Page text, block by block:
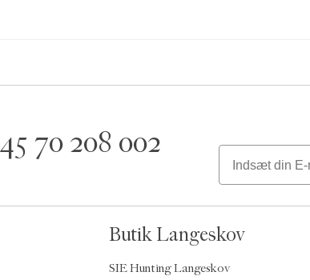
70 208 002
Email
Butik Langeskov
SIE Hunting Langeskov